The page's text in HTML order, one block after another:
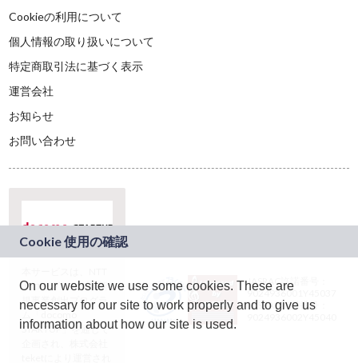
Cookieの利用について
個人情報の取り扱いについて
特定商取引法に基づく表示
運営会社
お知らせ
お問い合わせ
ドコモグループの新
規事業創出プログラ
ム「docomo
STARTUP」を通じて
JASRAC許諾番号：
9024936001Y45037
JASRAC許諾番号：
On our website we use some cookies. These are
necessary for our site to work properly and to give us
information about how our site is used.